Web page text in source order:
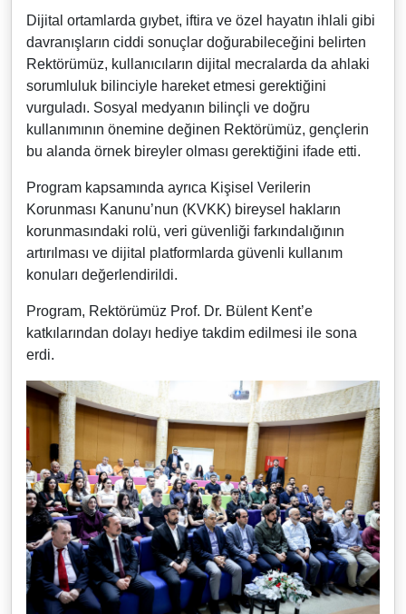
Dijital ortamlarda gıybet, iftira ve özel hayatın ihlali gibi
davranışların ciddi sonuçlar doğurabileceğini belirten
Rektörümüz, kullanıcıların dijital mecralarda da ahlaki
sorumluluk bilinciyle hareket etmesi gerektiğini
vurguladı. Sosyal medyanın bilinçli ve doğru
kullanımının önemine değinen Rektörümüz, gençlerin
bu alanda örnek bireyler olması gerektiğini ifade etti.
Program kapsamında ayrıca Kişisel Verilerin
Korunması Kanunu’nun (KVKK) bireysel hakların
korunmasındaki rolü, veri güvenliği farkındalığının
artırılması ve dijital platformlarda güvenli kullanım
konuları değerlendirildi.
Program, Rektörümüz Prof. Dr. Bülent Kent’e
katkılarından dolayı hediye takdim edilmesi ile sona
erdi.